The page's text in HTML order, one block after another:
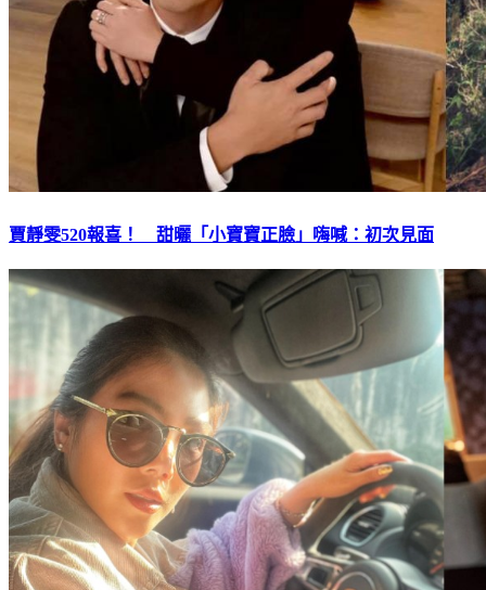
賈靜雯520報喜！ 甜曬「小寶寶正臉」嗨喊：初次見面